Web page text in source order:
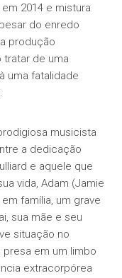
2014 e mistura
do enredo
produção
de uma
uma fatalidade
musicista
a dedicação
e aquele que
vida, Adam (Jamie
família, um grave
sua mãe e seu
situação no
presa em um limbo
extracorpórea